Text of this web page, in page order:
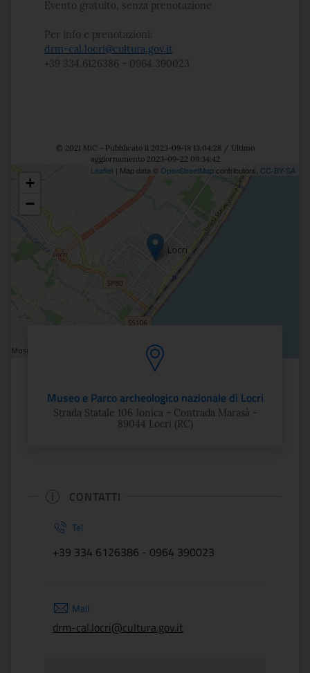
Evento gratuito, senza prenotazione
Per info e prenotazioni:
drm-cal.locri@cultura.gov.it
+39 334.6126386 - 0964.390023
© 2021 MiC - Pubblicato il 2023-09-18 13:04:28 / Ultimo
aggiornamento 2023-09-22 09:34:42
Posizione
+
−
Leaflet | Map data © OpenStreetMapcontributors, CC-BY-SA
Museo e Parco archeologico nazionale di Locri
Strada Statale 106 Jonica - Contrada Marasà -
89044 Locri (RC)
CONTATTI
Tel
+39 334 6126386 - 0964 390023
Mail
drm-cal.locri@cultura.gov.it